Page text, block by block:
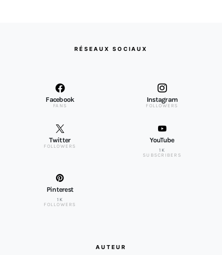
RÉSEAUX SOCIAUX
Facebook
FANS
Instagram
FOLLOWERS
Twitter
FOLLOWERS
YouTube
1K
SUBSCRIBERS
Pinterest
1K
FOLLOWERS
AUTEUR